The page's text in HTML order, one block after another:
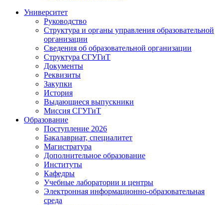
Университет
Руководство
Структура и органы управления образовательной
организации
Сведения об образовательной организации
Структура СГУГиТ
Документы
Реквизиты
Закупки
История
Выдающиеся выпускники
Миссия СГУГиТ
Образование
Поступление 2026
Бакалавриат, специалитет
Магистратура
Дополнительное образование
Институты
Кафедры
Учебные лаборатории и центры
Электронная информационно-образовательная
среда